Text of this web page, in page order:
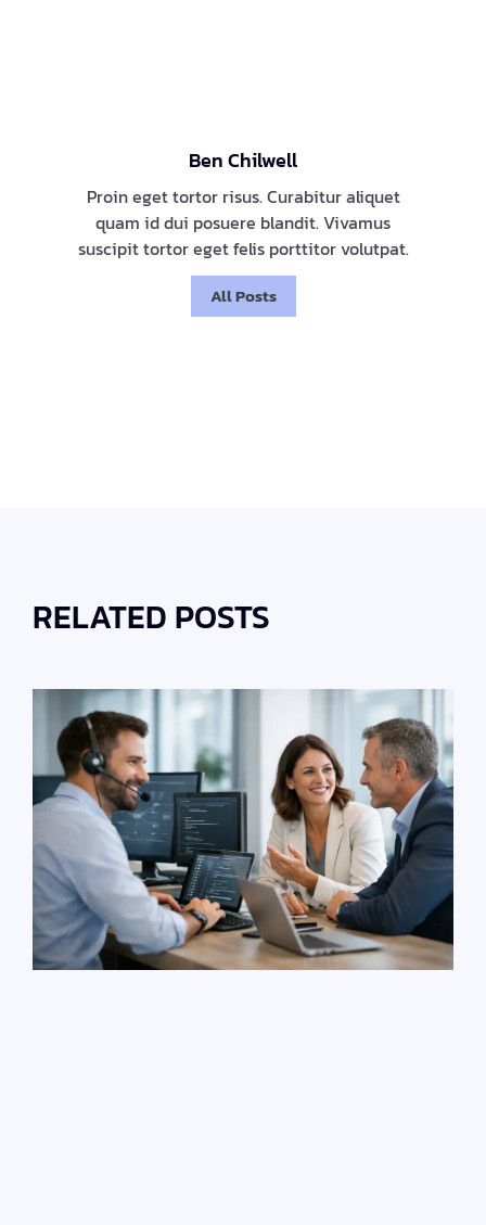
Ben Chilwell
Proin eget tortor risus. Curabitur aliquet
quam id dui posuere blandit. Vivamus
suscipit tortor eget felis porttitor volutpat.
All Posts
RELATED POSTS